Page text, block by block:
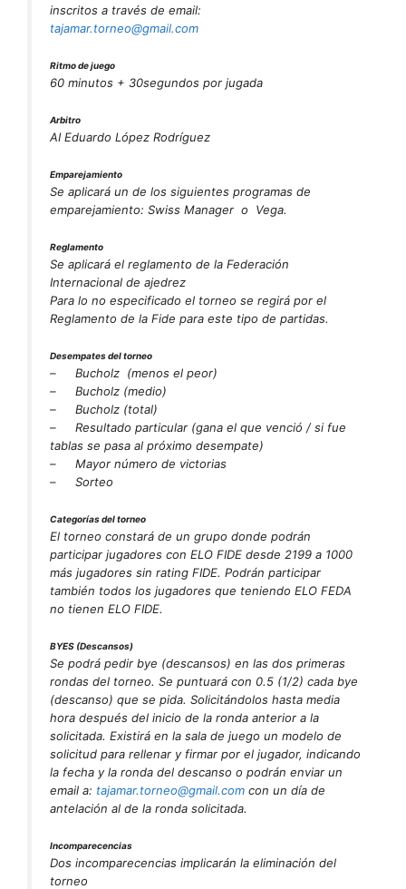
inscritos a través de email:
tajamar.torneo@gmail.com
Ritmo de juego
60 minutos + 30segundos por jugada
Arbitro
AI Eduardo López Rodríguez
Emparejamiento
Se aplicará un de los siguientes programas de
emparejamiento: Swiss Manager o Vega.
Reglamento
Se aplicará el reglamento de la Federación
Internacional de ajedrez
Para lo no especificado el torneo se regirá por el
Reglamento de la Fide para este tipo de partidas.
Desempates del torneo
– Bucholz (menos el peor)
–
Bucholz (medio)
–
Bucholz (total)
–
Resultado particular (gana el que venció / si fue
tablas se pasa al próximo desempate)
–
Mayor número de victorias
–
Sorteo
Categorías del torneo
El torneo constará de un grupo donde podrán
participar jugadores con ELO FIDE desde 2199 a 1000
más jugadores sin rating FIDE. Podrán participar
también todos los jugadores que teniendo ELO FEDA
no tienen ELO FIDE.
BYES (Descansos)
Se podrá pedir bye (descansos) en las dos primeras
rondas del torneo. Se puntuará con 0.5 (1/2) cada bye
(descanso) que se pida. Solicitándolos hasta media
hora después del inicio de la ronda anterior a la
solicitada. Existirá en la sala de juego un modelo de
solicitud para rellenar y firmar por el jugador, indicando
la fecha y la ronda del descanso o podrán enviar un
email a: tajamar.torneo@gmail.com con un día de
antelación al de la ronda solicitada.
Incomparecencias
Dos incomparecencias implicarán la eliminación del
torneo